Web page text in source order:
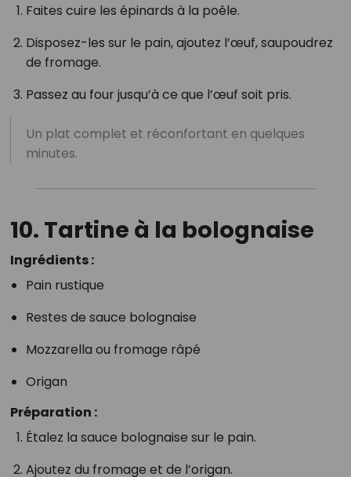
Faites cuire les épinards à la poêle.
Disposez-les sur le pain, ajoutez l’œuf, saupoudrez
de fromage.
Passez au four jusqu’à ce que l’œuf soit pris.
Un plat complet et réconfortant en quelques
minutes.
10. Tartine à la bolognaise
Ingrédients :
Pain rustique
Restes de sauce bolognaise
Mozzarella ou fromage râpé
Origan
Préparation :
Étalez la sauce bolognaise sur le pain.
Ajoutez du fromage et de l’origan.